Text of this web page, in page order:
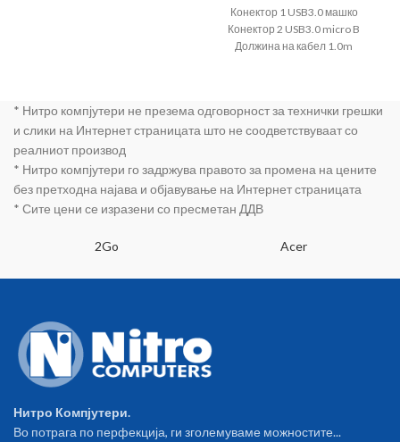
Конектор 1 USB3.0 машко
Конектор 2 USB3.0 micro B
Должина на кабел 1.0m
* Нитро компјутери не презема одговорност за технички грешки
и слики на Интернет страницата што не соодветствуваат со
реалниот производ
* Нитро компјутери го задржува правото за промена на цените
без претходна најава и објавување на Интернет страницата
* Сите цени се изразени со пресметан ДДВ
2Go Acer
Нитро Компјутери.
Во потрага по перфекција, ги зголемуваме можностите...